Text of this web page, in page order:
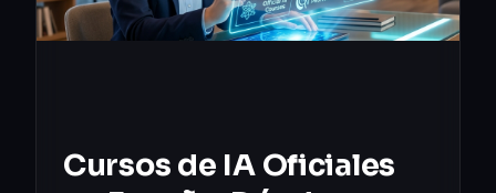
Cursos de IA Oficiales